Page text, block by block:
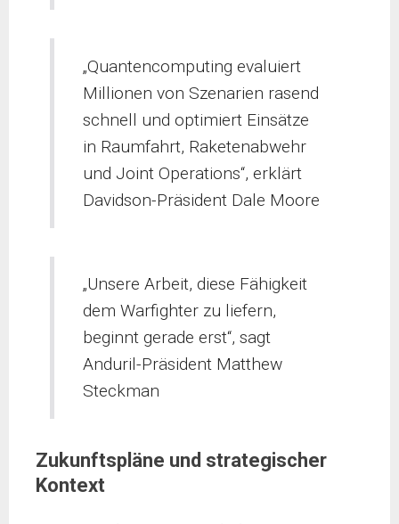
„Quantencomputing evaluiert
Millionen von Szenarien rasend
schnell und optimiert Einsätze
in Raumfahrt, Raketenabwehr
und Joint Operations“, erklärt
Davidson-Präsident Dale Moore
„Unsere Arbeit, diese Fähigkeit
dem Warfighter zu liefern,
beginnt gerade erst“, sagt
Anduril-Präsident Matthew
Steckman
Zukunftspläne und strategischer
Kontext